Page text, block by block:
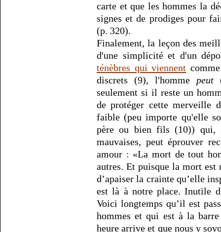
carte et que les hommes la
signes et de prodiges pour
(p. 320).
Finalement, la leçon des
d'une simplicité et d'un
ténèbres qui viennent
discrets (9), l'homme peut
seulement si il reste un
de protéger cette merveille
faible (peu importe qu'elle
père ou bien fils (10)) qui,
mauvaises, peut éprouver
amour : «La mort de tout
autres. Et puisque la mort
d’apaiser la crainte qu’elle
est là à notre place. Inutile
Voici longtemps qu’il est
hommes et qui est à la
heure arrive et que nous y